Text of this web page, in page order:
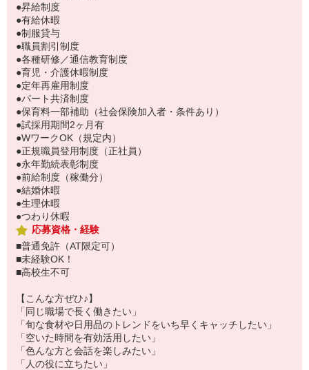
●昇給制度
●有給休暇
●制服貸与
●職員割引制度
●各種研修／通信教育制度
●育児・介護休暇制度
●定年再雇用制度
●パート共済制度
●保育料一部補助（社会保険加入者・条件あり）
●試採用期間2ヶ月有
●WワークOK（規定内）
●正規職員登用制度（正社員）
●永年勤続表彰制度
●前給制度（稼働分）
●結婚休暇
●生理休暇
●つわり休暇
応募資格・経験
■普通免許（AT限定可）
■未経験OK！
■高校生不可
【こんな方ぜひ♪】
「同じ職場で長く働きたい」
「旬な食材や日用品のトレンドをいち早くキャッチしたい」
「空いた時間を有効活用したい」
「色んな方と会話を楽しみたい」
「人の役に立ちたい」